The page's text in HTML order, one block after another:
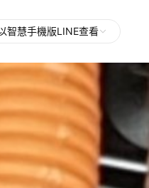
智慧手機版LINE查看